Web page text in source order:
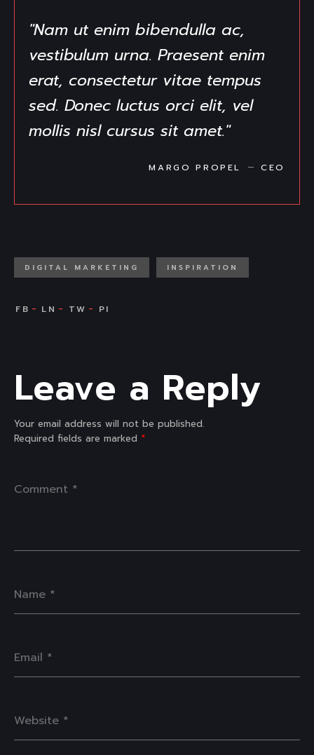
"Nam ut enim bibendulla ac,
vestibulum urna. Praesent enim
erat, consectetur vitae tempus
sed. Donec luctus orci elit, vel
mollis nisl cursus sit amet."
MARGO PROPEL CEO
DIGITAL MARKETING INSPIRATION
Leave a Reply
Your email address will not be published.
Required fields are marked *